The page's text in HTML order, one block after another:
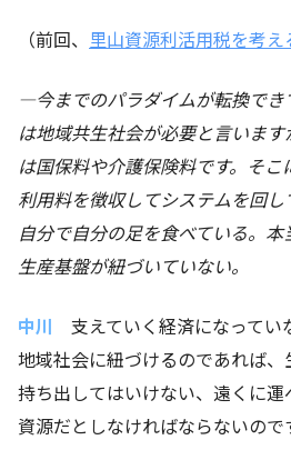
（前回、 里山資源利活用税を考
―今までのパラダイムが転換で
は地域共生社会が必要と言いま
は国保料や介護保険料です。そ
利用料を徴収してシステムを回
自分で自分の足を食べている。
生産基盤が紐づいていない。
中川 支えていく経済になってい
地域社会に紐づけるのであれば
持ち出してはいけない、遠くに運
資源だとしなければならないので